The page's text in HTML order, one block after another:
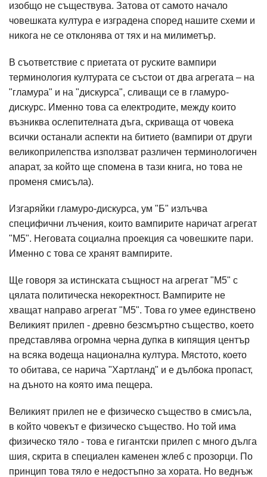
изобщо не съществува. Затова от самото начало
човешката култура е изградена според нашите схеми и
никога не се отклонява от тях и на милиметър.
В съответствие с приетата от руските вампири
терминология културата се състои от два агрегата – на
"гламура" и на "дискурса", сливащи се в гламуро-
дискурс. Именно това са електродите, между които
възниква ослепителната дъга, скриваща от човека
всички останали аспекти на битието (вампири от други
великоприлепства използват различен терминологичен
апарат, за който ще спомена в тази книга, но това не
променя смисъла).
Изгаряйки гламуро-дискурса, ум "Б" излъчва
специфични лъчения, които вампирите наричат агрегат
"М5". Неговата социална проекция са човешките пари.
Именно с това се хранят вампирите.
Ще говоря за истинската същност на агрегат "М5" с
цялата политическа некоректност. Вампирите не
хващат направо агрегат "М5". Това го умее единствено
Великият прилеп - древно безсмъртно същество, което
представлява огромна черна дупка в кипящия център
на всяка водеща национална култура. Мястото, което
то обитава, се нарича "Хартланд" и е дълбока пропаст,
на дъното на която има пещера.
Великият прилеп не е физическо същество в смисъла,
в който човекът е физическо същество. Но той има
физическо тяло - това е гигантски прилеп с много дълга
шия, скрита в специален каменен жлеб с прозорци. По
принцип това тяло е недостъпно за хората. Но веднъж